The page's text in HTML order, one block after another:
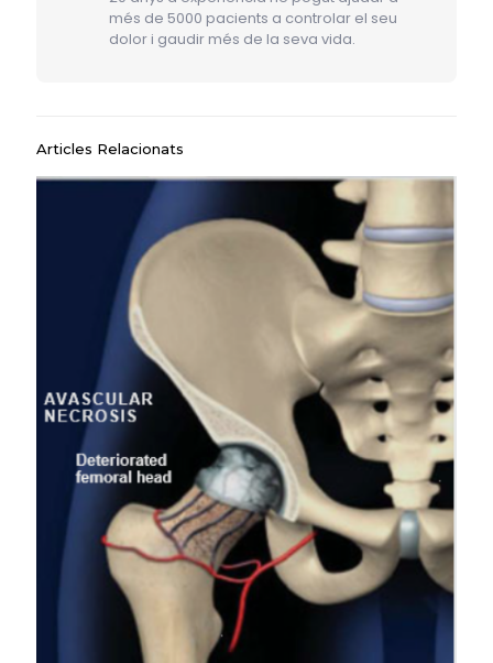
més de 5000 pacients a controlar el seu
dolor i gaudir més de la seva vida.
Articles Relacionats